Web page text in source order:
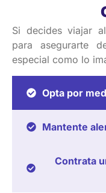
Si decidesviajar al
para asegurarte
especial como lo
Opta por
Mantente
Contrata